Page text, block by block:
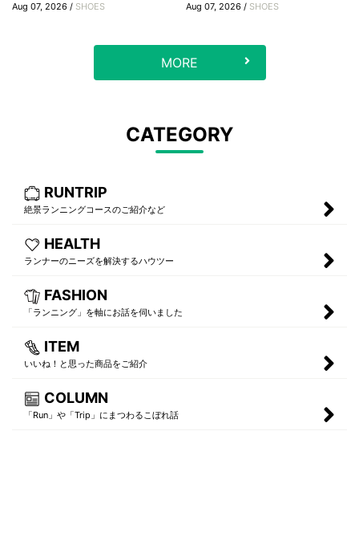
Aug 07, 2026 / SHOES Aug 07, 2026 / SHOES
MORE
CATEGORY
RUNTRIP
絶景ランニングコースのご紹介など
HEALTH
ランナーのニーズを解決するハウツー
FASHION
「ランニング」を軸にお話を伺いました
ITEM
いいね！と思った商品をご紹介
COLUMN
「Run」や「Trip」にまつわるこぼれ話